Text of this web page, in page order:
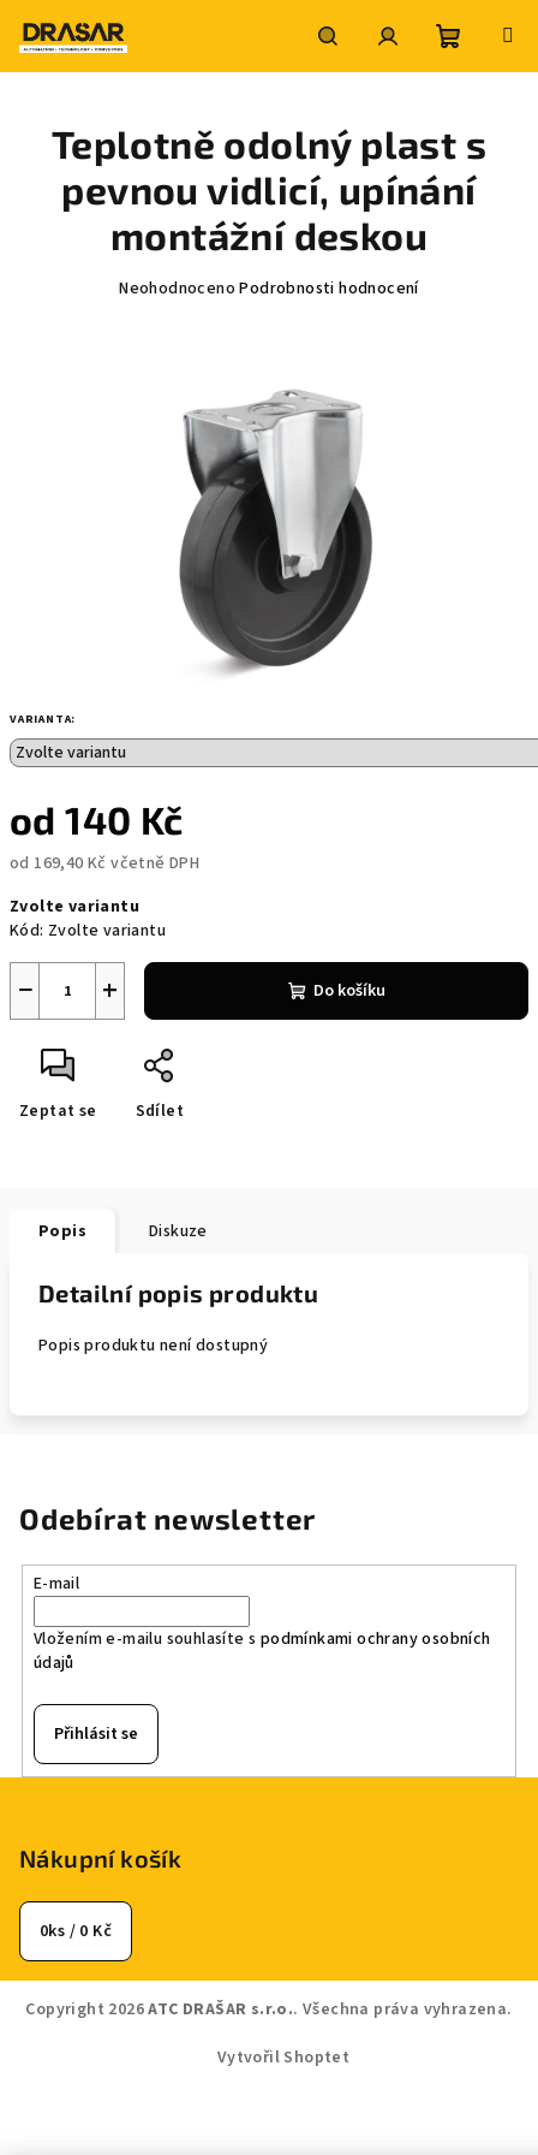
obsah
HledatPřihlášeníNákupní
košík
VARIANTA:
od140 Kč
od 169,40 Kč včetně DPH
cena:
Zvolte variantu
Kód: Zvolte variantu
+
− Do košíku
Zeptat se Sdílet
Teplotně odolný plast s
pevnou vidlicí, upínání
montážní deskou
Průměrné
hvězdiček.
Neohodnoceno Podrobnosti hodnocení
Popis Diskuze
Detailní popis produktu
Popis produktu není dostupný
Odebírat newsletter
E-mail
Vložením e-mailu souhlasíte s podmínkami ochrany osobních
údajů
Přihlásit se
Nákupní košík
0ks / 0 Kč
Copyright 2026ATC DRAŠAR s.r.o.. Všechna práva vyhrazena.
Vytvořil Shoptet